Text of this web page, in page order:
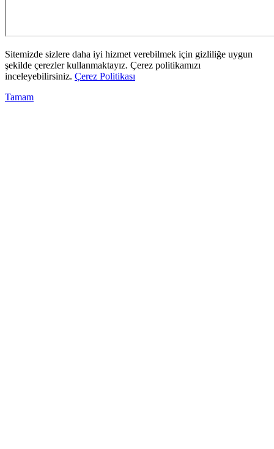
Sitemizde sizlere daha iyi hizmet verebilmek için gizliliğe uygun
şekilde çerezler kullanmaktayız. Çerez politikamızı
inceleyebilirsiniz. Çerez Politikası
Tamam